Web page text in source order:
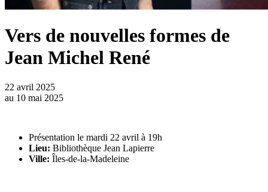
Vers de nouvelles formes de
Jean Michel René
22 avril 2025
au 10 mai 2025
Présentation le mardi 22 avril à 19h
Lieu: Bibliothèque Jean Lapierre
Ville: Îles-de-la-Madeleine